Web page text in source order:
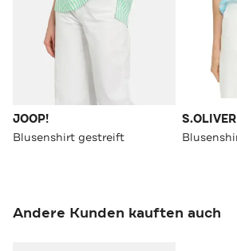
JOOP!
Blusenshirt gestreift
Andere Kunden kauften auch